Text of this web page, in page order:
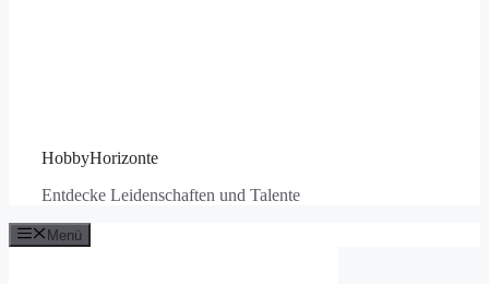
HobbyHorizonte
Entdecke Leidenschaften und Talente
Menü